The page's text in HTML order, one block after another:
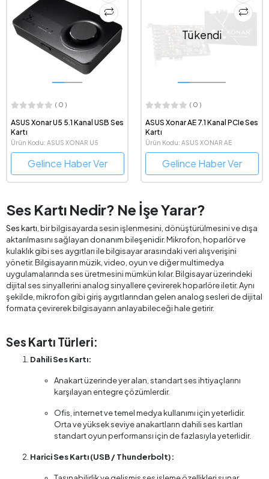
( 0 )
ASUS Xonar U5 5.1 Kanal USB Ses
Kartı
Ürün Kodu: ASUS XONAR U5
Gelince Haber Ver
Tükendi
( 0 )
ASUS Xonar AE 7.1 Kanal PCIe Ses
Kartı
Ürün Kodu: ASUS XONAR AE
Gelince Haber Ver
Ses Kartı Nedir? Ne İşe Yarar?
Ses kartı , bir bilgisayarda sesin işlenmesini, dönüştürülmesini ve dışa
aktarılmasını sağlayan donanım bileşenidir. Mikrofon, hoparlör ve
kulaklık gibi ses aygıtları ile bilgisayar arasındaki veri alışverişini
yönetir. Bilgisayarın müzik, video, oyun ve diğer multimedya
uygulamalarında ses üretmesini mümkün kılar. Bilgisayar üzerindeki
dijital ses sinyallerini analog sinyallere çevirerek hoparlöre iletir. Aynı
şekilde, mikrofon gibi giriş aygıtlarından gelen analog sesleri de dijital
formata çevirerek bilgisayarın anlayabileceği hale getirir.
Ses Kartı Türleri:
Dahili Ses Kartı:
Anakart üzerinde yer alan, standart ses ihtiyaçlarını
karşılayan entegre çözümlerdir.
Ofis, internet ve temel medya kullanımı için yeterlidir.
Orta ve yüksek seviye anakartların dahili ses kartları
standart oyun performansı için de fazlasıyla yeterlidir.
Harici Ses Kartı (USB / Thunderbolt):